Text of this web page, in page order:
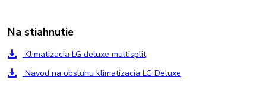
Na stiahnutie
Klimatizacia LG deluxe multisplit
Navod na obsluhu klimatizacia LG Deluxe